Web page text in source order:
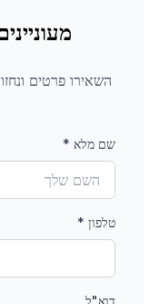
השאירו פרטים
שם מלא *
טלפון *
דוא"ל